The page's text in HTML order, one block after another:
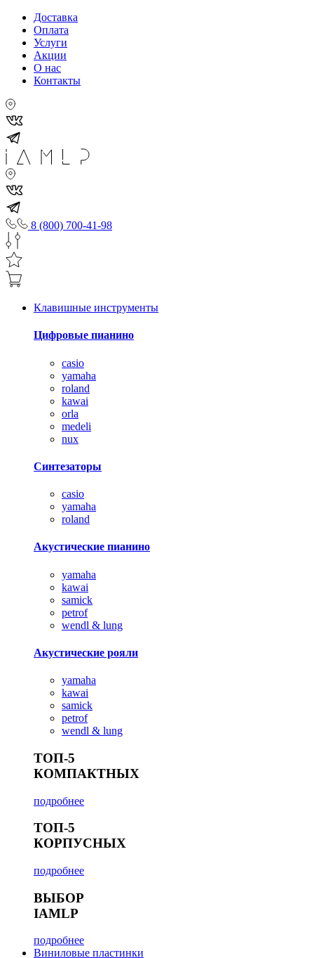
Доставка
Оплата
Услуги
Акции
О нас
Контакты
8 (800) 700-41-98
Клавишные инструменты
Цифровые пианино
casio
yamaha
roland
kawai
orla
medeli
nux
Синтезаторы
casio
yamaha
roland
Акустические пианино
yamaha
kawai
samick
petrof
wendl & lung
Акустические рояли
yamaha
kawai
samick
petrof
wendl & lung
ТОП-5
КОМПАКТНЫХ
подробнее
ТОП-5
КОРПУСНЫХ
подробнее
ВЫБОР
IAMLP
подробнее
Виниловые пластинки